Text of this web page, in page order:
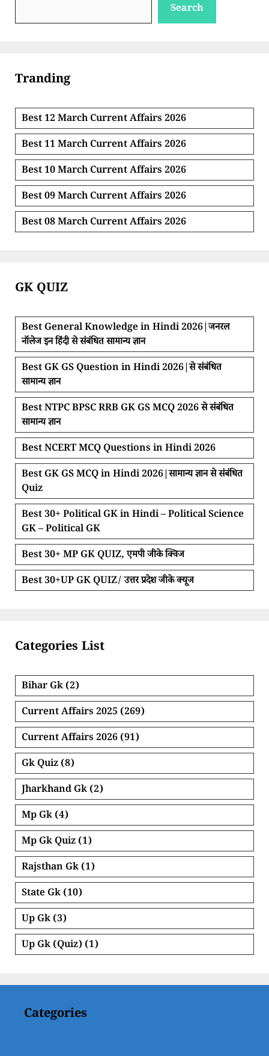
Search
Tranding
Best 12 March Current Affairs 2026
Best 11 March Current Affairs 2026
Best 10 March Current Affairs 2026
Best 09 March Current Affairs 2026
Best 08 March Current Affairs 2026
GK QUIZ
Best General Knowledge in Hindi 2026|जनरल
नॉलेज इन हिंदी से संबंधित सामान्य ज्ञान
Best GK GS Question in Hindi 2026|से संबंधित
सामान्य ज्ञान
Best NTPC BPSC RRB GK GS MCQ 2026 से संबंधित
सामान्य ज्ञान
Best NCERT MCQ Questions in Hindi 2026
Best GK GS MCQ in Hindi 2026|सामान्य ज्ञान से संबंधित
Quiz
Best 30+ Political GK in Hindi – Political Science
GK – Political GK
Best 30+ MP GK QUIZ, एमपी जीके क्विज
Best 30+UP GK QUIZ/ उत्तर प्रदेश जीके क्यूज
Categories List
Bihar Gk (2)
Current Affairs 2025 (269)
Current Affairs 2026 (91)
Gk Quiz (8)
Jharkhand Gk (2)
Mp Gk (4)
Mp Gk Quiz (1)
Rajsthan Gk (1)
State Gk (10)
Up Gk (3)
Up Gk (Quiz) (1)
Categories